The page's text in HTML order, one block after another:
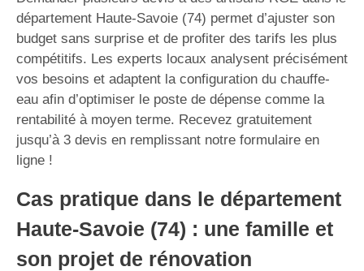
département Haute-Savoie (74) permet d’ajuster son
budget sans surprise et de profiter des tarifs les plus
compétitifs. Les experts locaux analysent précisément
vos besoins et adaptent la configuration du chauffe-
eau afin d’optimiser le poste de dépense comme la
rentabilité à moyen terme. Recevez gratuitement
jusqu’à 3 devis en remplissant notre formulaire en
ligne !
Cas pratique dans le département
Haute-Savoie (74) : une famille et
son projet de rénovation